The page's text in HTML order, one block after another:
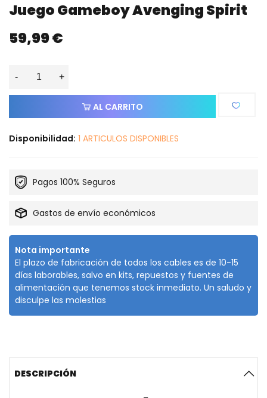
Juego Gameboy Avenging Spirit
59,99 €
- +
AL CARRITO
Disponibilidad: 1 ARTICULOS DISPONIBLES
Pagos 100% Seguros
Gastos de envío económicos
Nota importante
El plazo de fabricación de todos los cables es de 10-15
días laborables, salvo en kits, repuestos y fuentes de
alimentación que tenemos stock inmediato. Un saludo y
disculpe las molestias
DESCRIPCIÓN